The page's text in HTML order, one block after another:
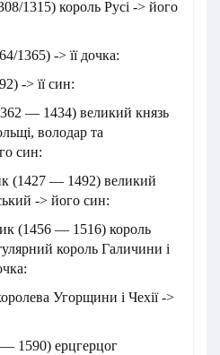
1315) король Русі -> його
1365) -> її дочка:
-> її син:
— 1434) великий князь
володар та
син:
(1427 — 1492) великий
-> його син:
(1456 — 1516) король
король Галичини і
Угорщини і Чехії ->
— 1590) ерцгерцог